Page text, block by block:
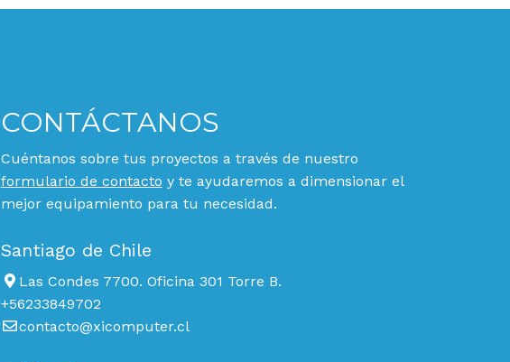
CONTÁCTANOS
Cuéntanos sobre tus proyectos a través de nuestro
formulario de contacto y te ayudaremos a dimensionar el
mejor equipamiento para tu necesidad.
Santiago de Chile
Las Condes 7700. Oficina 301 Torre B.
+56233849702
contacto@xicomputer.cl